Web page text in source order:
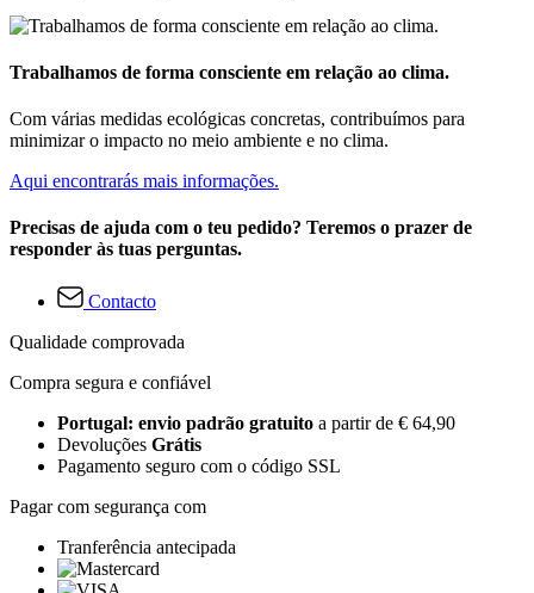
Trabalhamos de forma consciente em relação ao clima.
Com várias medidas ecológicas concretas, contribuímos para
minimizar o impacto no meio ambiente e no clima.
Aqui encontrarás mais informações.
Precisas de ajuda com o teu pedido? Teremos o prazer de
responder às tuas perguntas.
Contacto
Qualidade comprovada
Compra segura e confiável
Portugal: envio padrão gratuito a partir de € 64,90
Devoluções Grátis
Pagamento seguro com o código SSL
Pagar com segurança com
Tranferência antecipada